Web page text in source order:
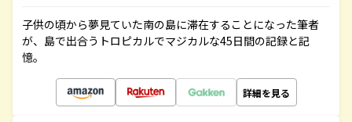
子供の頃から夢見ていた南の島に滞在することになった筆者
が、島で出合うトロピカルでマジカルな45日間の記録と記
憶。
詳細を見る